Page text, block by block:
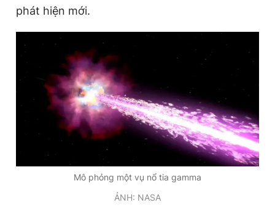
phát hiện mới.
Mô phỏng một vụ nổ tia gamma
ẢNH: NASA